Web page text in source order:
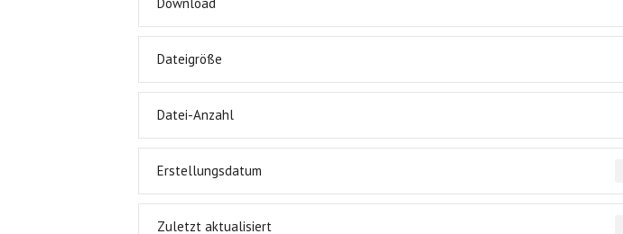
Dateigröße
Datei-Anzahl
Erstellungsdatum
Zuletzt aktualisiert